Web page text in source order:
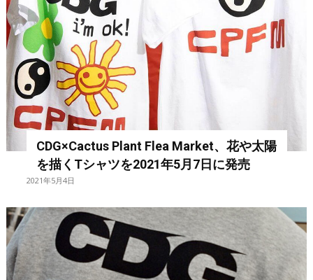
CDG×Cactus Plant Flea Market、花や太陽
を描くTシャツを2021年5月7日に発売
2021年5月4日